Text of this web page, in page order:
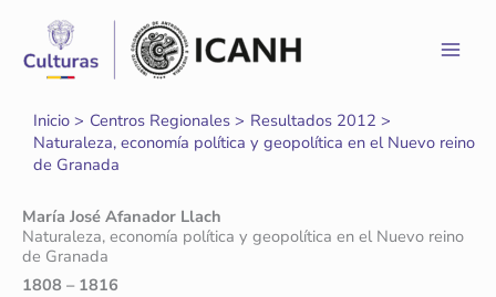
contenido
Inicio Centros Regionales
Resultados 2012
Naturaleza, economía política y geopolítica en el Nuevo reino
de Granada
Naturaleza, economía política y geopolítica en el Nuevo reino
de Granada
María José Afanador Llach
1808 – 1816